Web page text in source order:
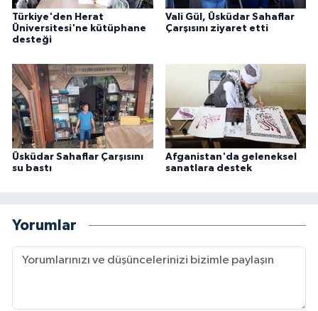
Türkiye'den Herat
Üniversitesi'ne kütüphane
desteği
Vali Gül, Üsküdar Sahaflar
Çarşısını ziyaret etti
Üsküdar Sahaflar Çarşısını
su bastı
Afganistan'da geleneksel
sanatlara destek
Yorumlar